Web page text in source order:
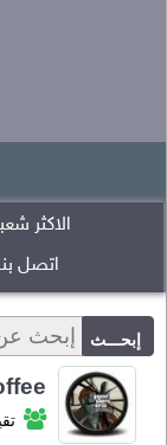
الاكثر
اتصل
تقييم الزوار